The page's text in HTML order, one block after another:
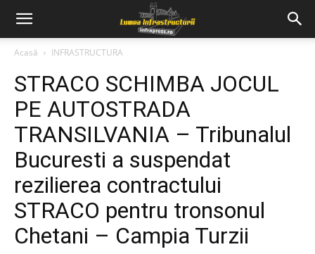
Acasă INFRASTRUCTURA
STRACO SCHIMBA JOCUL
PE AUTOSTRADA
TRANSILVANIA – Tribunalul
Bucuresti a suspendat
rezilierea contractului
STRACO pentru tronsonul
Chetani – Campia Turzii